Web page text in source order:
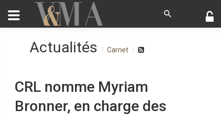
Actualités Carnet
CRL nomme Myriam
Bronner, en charge des